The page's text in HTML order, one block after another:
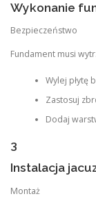
Wykonanie
Bezpieczeństwo
Fundament musi
Wylej płytę
Zastosuj
Dodaj
3
Instalacja
Montaż